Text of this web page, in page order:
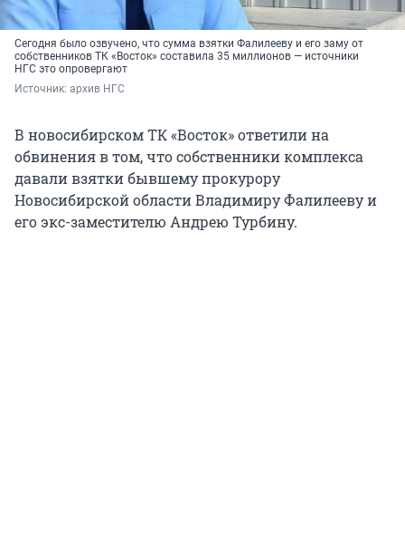
Сегодня было озвучено, что сумма взятки Фалилееву и его заму от
собственников ТК «Восток» составила 35 миллионов — источники
НГС это опровергают
Источник: архив НГС
В новосибирском ТК «Восток» ответили на
обвинения в том, что собственники комплекса
давали взятки бывшему прокурору
Новосибирской области Владимиру Фалилееву и
его экс-заместителю Андрею Турбину.